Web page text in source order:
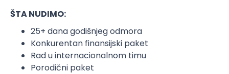
ŠTA NUDIMO:
25+ dana godišnjeg odmora
Konkurentan finansijski paket
Rad u internacionalnom timu
Porodični paket